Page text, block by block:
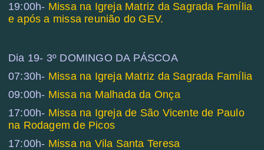
19:00h- Missa na Igreja Matriz da Sagrada Família
e após a missa reunião do GEV.
Dia 19- 3º DOMINGO DA PÁSCOA
07:30h- Missa na Igreja Matriz da Sagrada Família
09:00h- Missa na Malhada da Onça
17:00h- Missa na Igreja de São Vicente de Paulo
na Rodagem de Picos
17:00h- Missa na Vila Santa Teresa